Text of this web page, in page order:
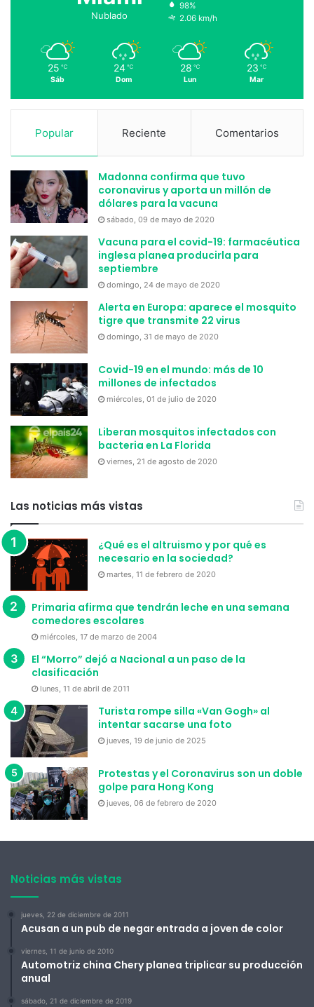
Nublado
98%
2.06 km/h
25 ℃
Sáb
24 ℃
Dom
28 ℃
Lun
23 ℃
Mar
Popular Reciente Comentarios
Madonna confirma que tuvo
coronavirus y aporta un millón de
dólares para la vacuna
sábado, 09 de mayo de 2020
Vacuna para el covid-19: farmacéutica
inglesa planea producirla para
septiembre
domingo, 24 de mayo de 2020
Alerta en Europa: aparece el mosquito
tigre que transmite 22 virus
domingo, 31 de mayo de 2020
Covid-19 en el mundo: más de 10
millones de infectados
miércoles, 01 de julio de 2020
Liberan mosquitos infectados con
bacteria en La Florida
viernes, 21 de agosto de 2020
Las noticias más vistas
¿Qué es el altruismo y por qué es
necesario en la sociedad?
martes, 11 de febrero de 2020
Primaria afirma que tendrán leche en una semana
comedores escolares
miércoles, 17 de marzo de 2004
El “Morro” dejó a Nacional a un paso de la
clasificación
lunes, 11 de abril de 2011
Turista rompe silla «Van Gogh» al
intentar sacarse una foto
jueves, 19 de junio de 2025
Protestas y el Coronavirus son un doble
golpe para Hong Kong
jueves, 06 de febrero de 2020
Noticias más vistas
jueves, 22 de diciembre de 2011
Acusan a un pub de negar entrada a joven de color
viernes, 11 de junio de 2010
Automotriz china Chery planea triplicar su producción
anual
sábado, 21 de diciembre de 2019